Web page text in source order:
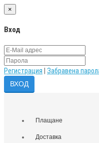
×
Вход
Регистрация Забравена
Плащане
Доставка